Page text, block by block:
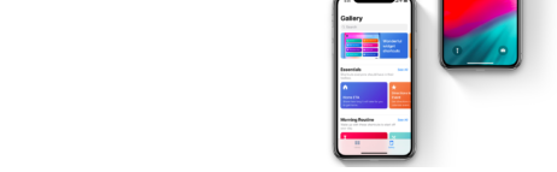
r
l
i